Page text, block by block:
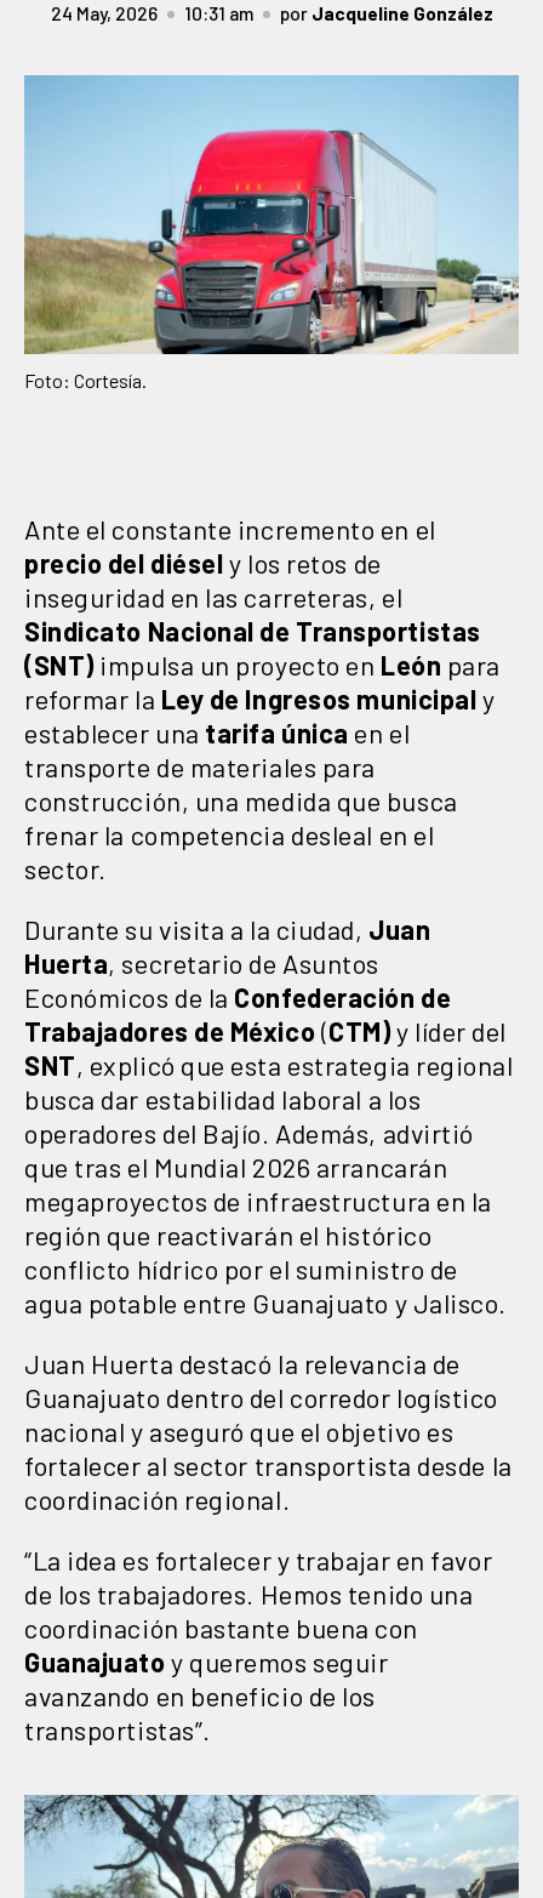
24 May, 2026 10:31 am por Jacqueline González
Foto: Cortesía.
Ante el constante incremento en el
precio del diésely los retos de
inseguridad en las carreteras, el
Sindicato Nacional de Transportistas
(SNT) impulsa un proyecto en León para
reformar la Ley de Ingresos municipaly
establecer una tarifa única en el
transporte de materiales para
construcción, una medida que busca
frenar la competencia desleal en el
sector.
Durante su visita a la ciudad, Juan
Huerta, secretario de Asuntos
Económicos de la Confederación de
Trabajadores de México (CTM)y líder del
SNT, explicó que esta estrategia regional
busca dar estabilidad laboral a los
operadores del Bajío. Además, advirtió
que tras el Mundial 2026 arrancarán
megaproyectos de infraestructura en la
región que reactivarán el histórico
conflicto hídrico por el suministro de
agua potable entre Guanajuato y Jalisco.
Juan Huerta destacó la relevancia de
Guanajuato dentro del corredor logístico
nacional y aseguró que el objetivo es
fortalecer al sector transportista desde la
coordinación regional.
“La idea es fortalecer y trabajar en favor
de los trabajadores. Hemos tenido una
coordinación bastante buena con
Guanajuato y queremos seguir
avanzando en beneficio de los
transportistas”.